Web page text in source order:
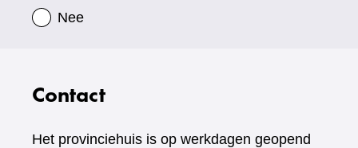
Nee
Contact
Het provinciehuis is op werkdagen geopend